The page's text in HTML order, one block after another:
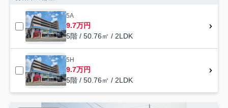
5A
9.7万円
5階 / 50.76㎡ / 2LDK
5H
9.7万円
5階 / 50.76㎡ / 2LDK